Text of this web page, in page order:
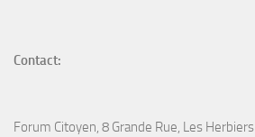
Contact:
Forum Citoyen, 8 Grande Rue, Les Herbiers